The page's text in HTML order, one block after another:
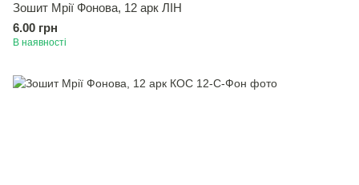
Зошит Мрiї Фонова, 12 арк ЛІН
6.00 грн
В наявності